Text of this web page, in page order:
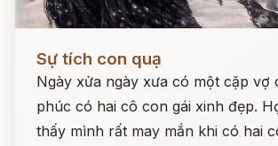
Sự tích con quạ
Ngày xửa ngày xưa có một cặp vợ
phúc có hai cô con gái xinh đẹp.
thấy mình rất may mắn khi có hai